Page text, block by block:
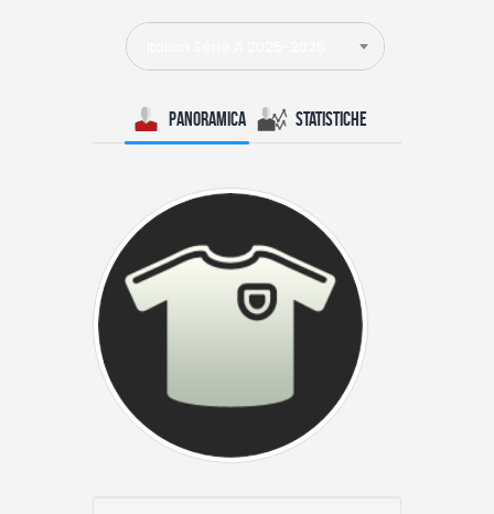
Tennis
Lo Sapevi Che
I consigli di Giulia
Panoramica Statistiche